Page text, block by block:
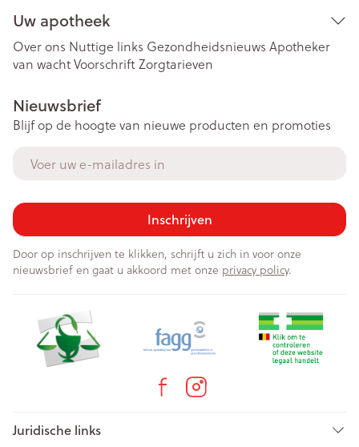
Uw apotheek
Over ons Nuttige links Gezondheidsnieuws Apotheker
van wachtVoorschriftZorgtarieven
Nieuwsbrief
Blijf op de hoogte van nieuwe producten en promoties
Inschrijven
Door op inschrijven te klikken, schrijft u zich in voor onze
nieuwsbrief en gaat u akkoord met onze privacy policy.
Juridische links